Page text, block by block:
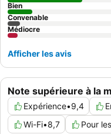
le jardin.
Note supérieure à la
Expérience•9,4
Wi-Fi•8,7 Pour
Bien
Convenable
Médiocre
Afficher les avis